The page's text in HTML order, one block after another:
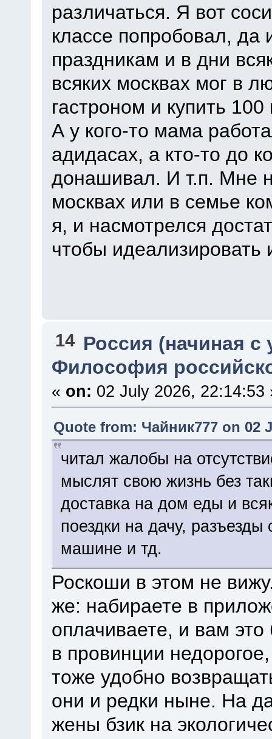
различаться. Я вот
классе попробовал, да
праздникам и в дни
всяких москвах мог в
гастроном и купить
А у кого-то мама
адидасах, а кто-то до
донашивал. И т.п. Мне
москвах или в семье
я, и насмотрелся
чтобы идеализировать
14 Россия (начиная с
Философия
« on: 02 July 2026, 22:14:53
Quote from: Чайник777 on 02
читал жалобы на
мыслят свою жизнь без
доставка на дом еды и
поездки на дачу,
машине и тд.
Роскоши в этом не
же: набираете в
оплачиваете, и вам это
в провинции
тоже удобно
они и редки ныне. На
жены бзик на